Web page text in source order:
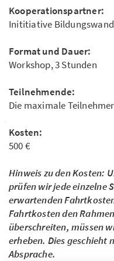
Kooperationspartner:
Inititiative
Format und Dauer:
Workshop, 3 Stunden
Teilnehmende:
Die maximale
Kosten:
500 €
Hinweis zu den Kosten:
prüfen wir jede einzelne
erwartenden
Fahrtkosten den
überschreiten, müssen
erheben. Dies
Absprache.